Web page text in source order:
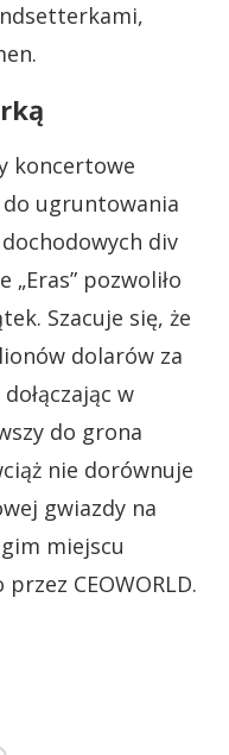
koncertowe
do ugruntowania
div
pozwoliło
Szacuje się, że
dolarów za
w
do grona
nie dorównuje
gwiazdy na
miejscu
CEOWORLD.